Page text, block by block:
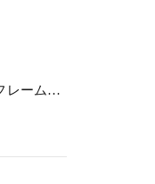
角型 テープフレームのご依頼・ご相談 承っております